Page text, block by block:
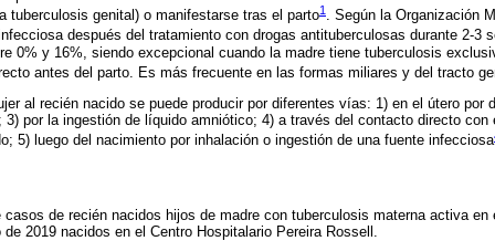
tuberculosis genital) o manifestarse tras el parto1 . Según la Organización
después del tratamiento con drogas antituberculosas durante 2-3
0% y 16%, siendo excepcional cuando la madre tiene tuberculosis
antes del parto. Es más frecuente en las formas miliares y del tracto
al recién nacido se puede producir por diferentes vías: 1) en el útero por
3) por la ingestión de líquido amniótico; 4) a través del contacto directo con
5) luego del nacimiento por inhalación o ingestión de una fuente infecciosa
de recién nacidos hijos de madre con tuberculosis materna activa en
2019 nacidos en el Centro Hospitalario Pereira Rossell.